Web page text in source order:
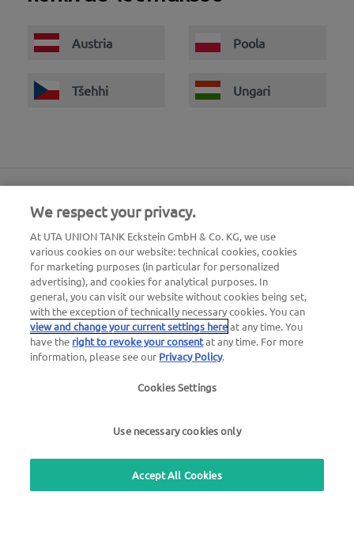
Austria Poola
Tšehhi Ungari
24h autoabi teenus
+49 7333 8033985
+49 6027 509-666
UTA Estonia OÜ
We respect your privacy.
At UTA UNION TANK Eckstein GmbH & Co. KG, we use
various cookies on our website: technical cookies, cookies
for marketing purposes (in particular for personalized
advertising), and cookies for analytical purposes. In
general, you can visit our website without cookies being set,
with the exception of technically necessary cookies. You can
view and change your current settings hereat any time. You
have the right to revoke your consentat any time. For more
information, please see our Privacy Policy.
Cookies Settings
Use necessary cookies only
Accept All Cookies